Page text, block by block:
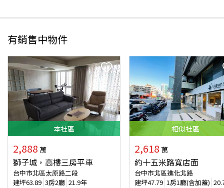
有銷售中物件
本社區
2,888 萬
獅子城，高樓三房平車
台中市北區太原路二段
建坪63.89 3房2廳 21.9年
相似社區
2,618 萬
約十五米路寬店面
台中市北區進化北路
建坪47.79 1房1廳(含加蓋)